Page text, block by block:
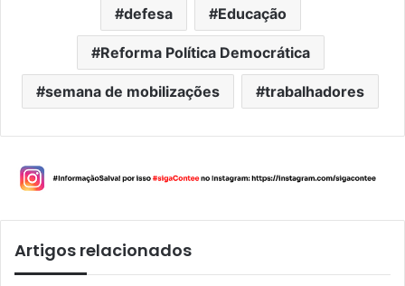
defesa Educação
Reforma Política Democrática
semana de mobilizações trabalhadores
Artigos relacionados